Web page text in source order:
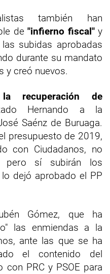
también han
de "infierno fiscal" y
subidas aprobadas
durante su mandato
y creó nuevos.
recuperación de
Hernando a la
Saénz de Buruaga.
presupuesto de 2019,
con Ciudadanos, no
pero sí subirán los
dejó aprobado el PP
Gómez, que ha
las enmiendas a la
ante las que se ha
el contenido del
con PRC y PSOE para